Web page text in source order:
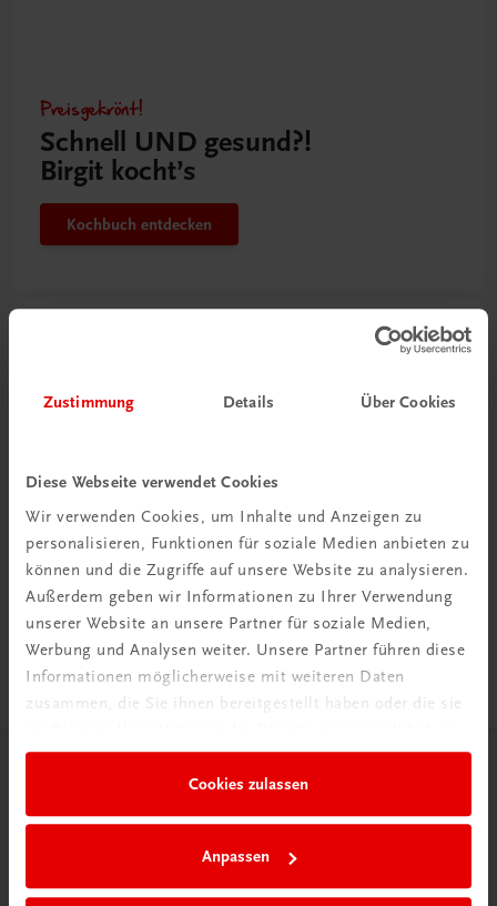
Zustimmung Details Über Cookies
Diese Webseite verwendet Cookies
Wir verwenden Cookies, um Inhalte und Anzeigen zu
personalisieren, Funktionen für soziale Medien anbieten zu
können und die Zugriffe auf unsere Website zu analysieren.
Außerdem geben wir Informationen zu Ihrer Verwendung
unserer Website an unsere Partner für soziale Medien,
Werbung und Analysen weiter. Unsere Partner führen diese
Informationen möglicherweise mit weiteren Daten
zusammen, die Sie ihnen bereitgestellt haben oder die sie
Cookies zulassen
Anpassen
Preisgekrönt!
Schnell UND gesund?!
Birgit kocht’s
Kochbuch entdecken
Rabattcode erhalten
Newsletter abonnieren
& Versandkosten sparen
Jetzt anmelden
Herzlich willkommen bei TRAUNER!